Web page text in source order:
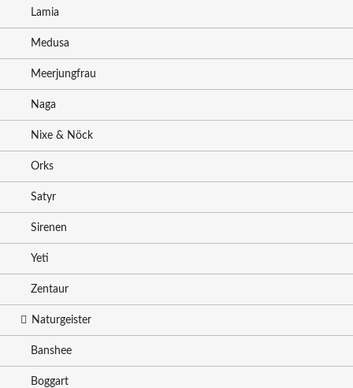
Lamia
Medusa
Meerjungfrau
Naga
Nixe & Nöck
Orks
Satyr
Sirenen
Yeti
Zentaur
Naturgeister
Banshee
Boggart